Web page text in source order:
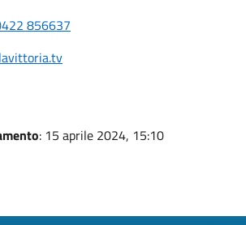
856637
: 15 aprile 2024, 15:10